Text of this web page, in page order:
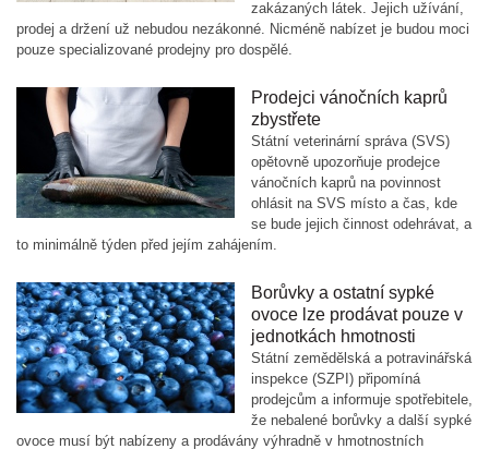
zakázaných látek. Jejich užívání,
prodej a držení už nebudou nezákonné. Nicméně nabízet je budou moci
pouze specializované prodejny pro dospělé.
Prodejci vánočních kaprů
zbystřete
Státní veterinární správa (SVS)
opětovně upozorňuje prodejce
vánočních kaprů na povinnost
ohlásit na SVS místo a čas, kde
se bude jejich činnost odehrávat, a
to minimálně týden před jejím zahájením.
Borůvky a ostatní sypké
ovoce lze prodávat pouze v
jednotkách hmotnosti
Státní zemědělská a potravinářská
inspekce (SZPI) připomíná
prodejcům a informuje spotřebitele,
že nebalené borůvky a další sypké
ovoce musí být nabízeny a prodávány výhradně v hmotnostních